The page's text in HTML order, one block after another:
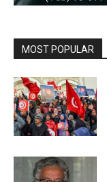
MOST POPULAR